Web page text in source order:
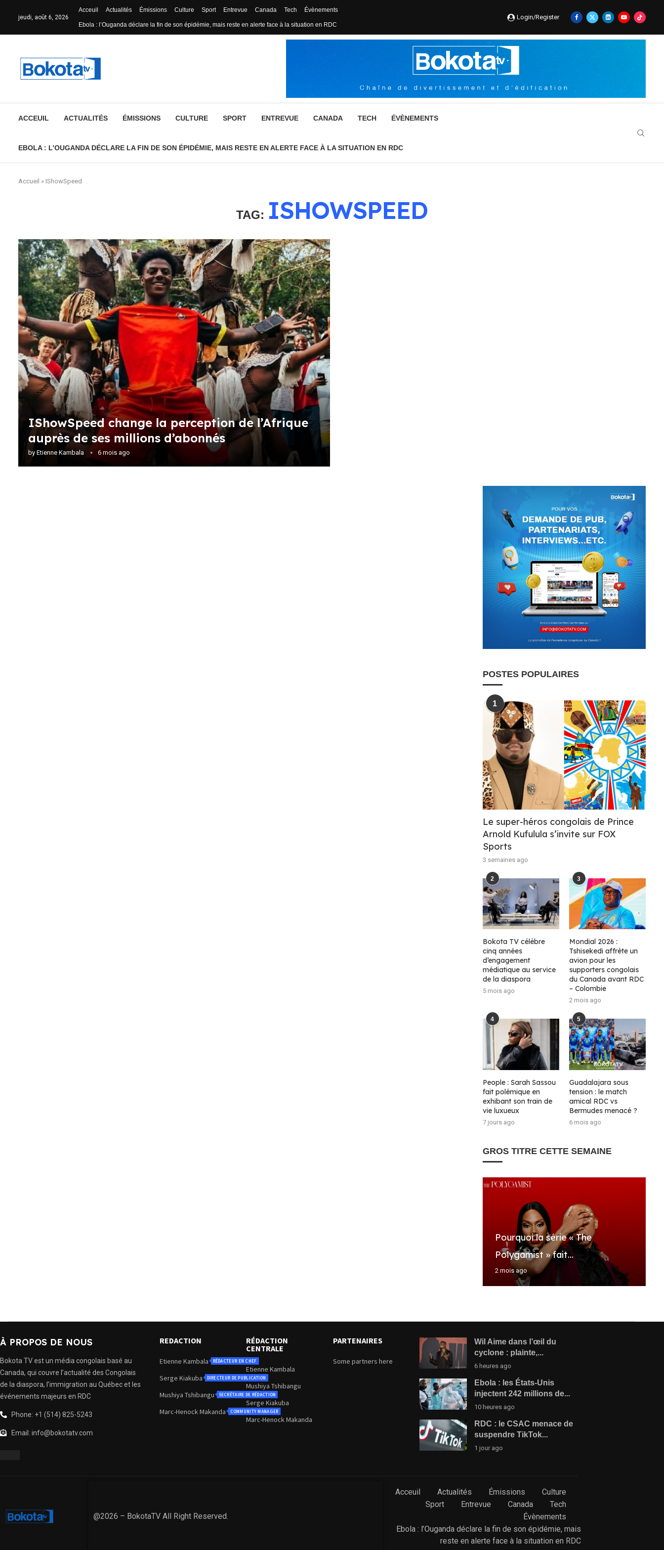
jeudi, août 6, 2026
Acceuil Actualités Émissions Culture Sport Entrevue Canada Tech Évènements
Ebola : l’Ouganda déclare la fin de son épidémie, mais reste en alerte face à la situation en RDC
Login/Register
ACCEUIL ACTUALITÉS ÉMISSIONS CULTURE SPORT ENTREVUE CANADA TECH ÉVÈNEMENTS
EBOLA : L’OUGANDA DÉCLARE LA FIN DE SON ÉPIDÉMIE, MAIS RESTE EN ALERTE FACE À LA SITUATION EN RDC
Accueil » IShowSpeed
TAG: ISHOWSPEED
IShowSpeed change la perception de l’Afrique
auprès de ses millions d’abonnés
by Etienne Kambala 6 mois ago
POSTES POPULAIRES
1
Le super-héros congolais de Prince
Arnold Kufulula s’invite sur FOX
Sports
3 semaines ago
2
Bokota TV célèbre
cinq années
d’engagement
médiatique au service
de la diaspora
5 mois ago
3
Mondial 2026 :
Tshisekedi affrète un
avion pour les
supporters congolais
du Canada avant RDC
– Colombie
2 mois ago
4
People : Sarah Sassou
fait polémique en
exhibant son train de
vie luxueux
7 jours ago
5
Guadalajara sous
tension : le match
amical RDC vs
Bermudes menacé ?
6 mois ago
GROS TITRE CETTE SEMAINE
Pourquoi la série « The
Polygamist » fait...
2 mois ago
À PROPOS DE NOUS
Bokota TV est un média congolais basé au
Canada, qui couvre l’actualité des Congolais
de la diaspora, l’immigration au Québec et les
événements majeurs en RDC
Phone: +1 (514) 825-5243
Email: info@bokotatv.com
REDACTION
Etienne Kambala RÉDACTEUR EN CHEF
Serge Kiakuba DIRECTEUR DE PUBLICATION
Mushiya Tshibangu SECRÉTAIRE DE RÉDACTION
Marc-Henock Makanda COMMUNITY MANAGER
RÉDACTION
CENTRALE
Etienne Kambala
Mushiya Tshibangu
Serge Kiakuba
Marc-Henock Makanda
PARTENAIRES
Some partners here
Wil Aime dans l’œil du
cyclone : plainte,...
6 heures ago
Ebola : les États-Unis
injectent 242 millions de...
10 heures ago
RDC : le CSAC menace de
suspendre TikTok...
1 jour ago
@2026 – BokotaTV All Right Reserved.
Acceuil Actualités Émissions
Culture
Sport
Entrevue Canada
Tech
Évènements
Ebola : l’Ouganda déclare la fin de son épidémie, mais
reste en alerte face à la situation en RDC